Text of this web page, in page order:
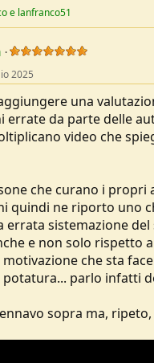
e lanfranco51
2025
una
errate da parte delle
video che
che curano i
quindi ne riporto uno
errata sistemazione
e non solo rispetto
che sta
parlo infatti
sopra ma,